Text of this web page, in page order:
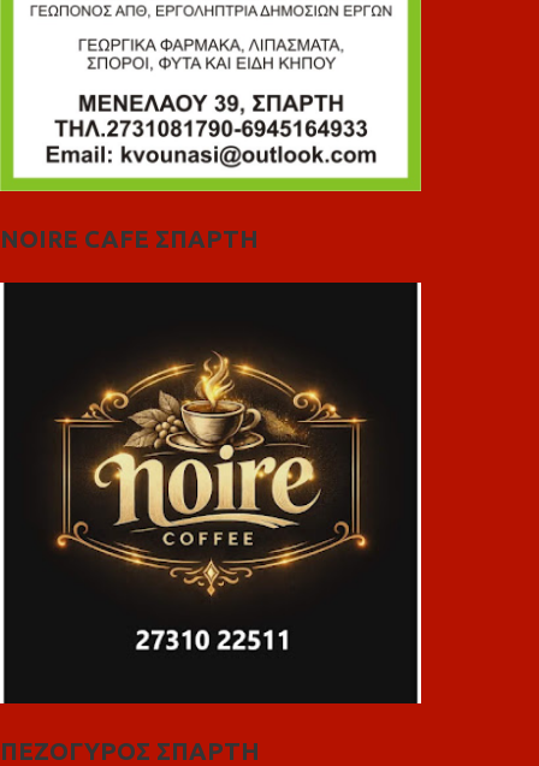
NOIRE CAFE ΣΠΑΡΤΗ
ΠΕΖΟΓΥΡΟΣ ΣΠΑΡΤΗ